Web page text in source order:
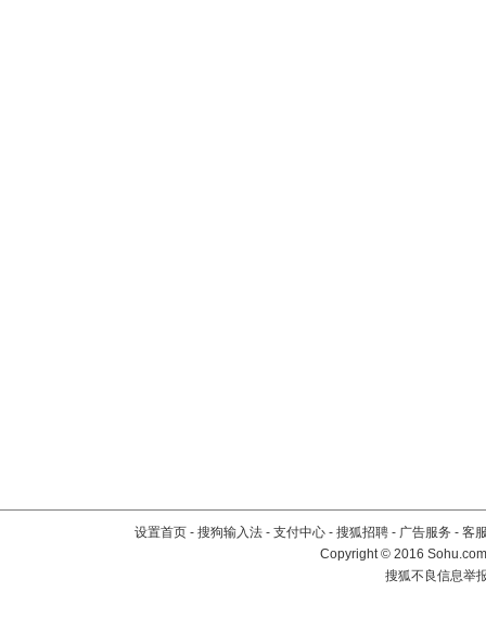
设置首页 - 搜狗输入法 - 支付中心 - 搜狐招聘 - 广告服务 - 客
Copyright©2016
搜狐不良信息举